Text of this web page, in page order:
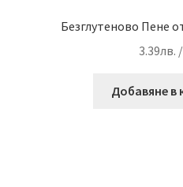
Безглутеново Пене
3.39лв.
Добавяне в